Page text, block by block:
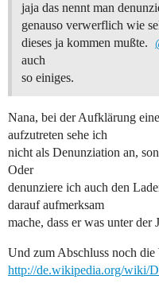
jaja das nennt man
genauso verwerflich wie
dieses ja kommen mußte.
auch
so einiges.
Nana, bei der Aufklärung
aufzutreten sehe ich
nicht als Denunziation an,
Oder
denunziere ich auch den
darauf aufmerksam
mache, dass er was unter der
Und zum Abschluss noch
http://de.wikipedia.org/wiki/